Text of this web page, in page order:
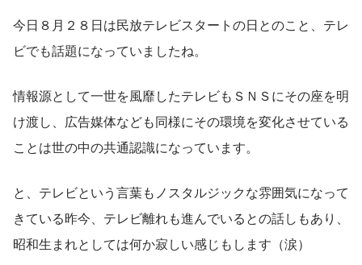
今日８月２８日は民放テレビスタートの日とのこと、テレ
ビでも話題になっていましたね。
情報源として一世を風靡したテレビもＳＮＳにその座を明
け渡し、広告媒体なども同様にその環境を変化させている
ことは世の中の共通認識になっています。
と、テレビという言葉もノスタルジックな雰囲気になって
きている昨今、テレビ離れも進んでいるとの話しもあり、
昭和生まれとしては何か寂しい感じもします（涙）